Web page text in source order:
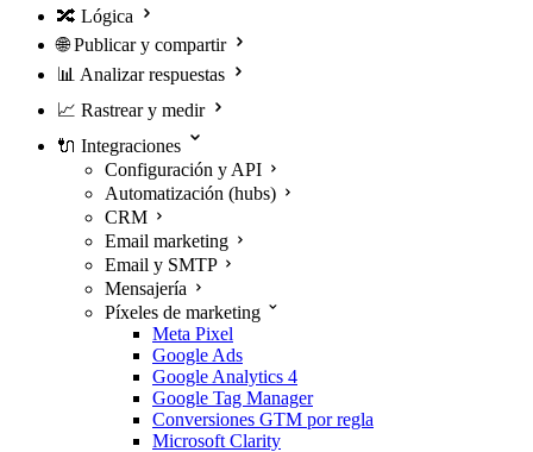
🔀 Lógica
🌐 Publicar y compartir
📊 Analizar respuestas
📈 Rastrear y medir
🔌 Integraciones
Configuración y API
Automatización (hubs)
CRM
Email marketing
Email y SMTP
Mensajería
Píxeles de marketing
Meta Pixel
Google Ads
Google Analytics 4
Google Tag Manager
Conversiones GTM por regla
Microsoft Clarity